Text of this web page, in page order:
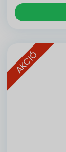
AKCIÓ